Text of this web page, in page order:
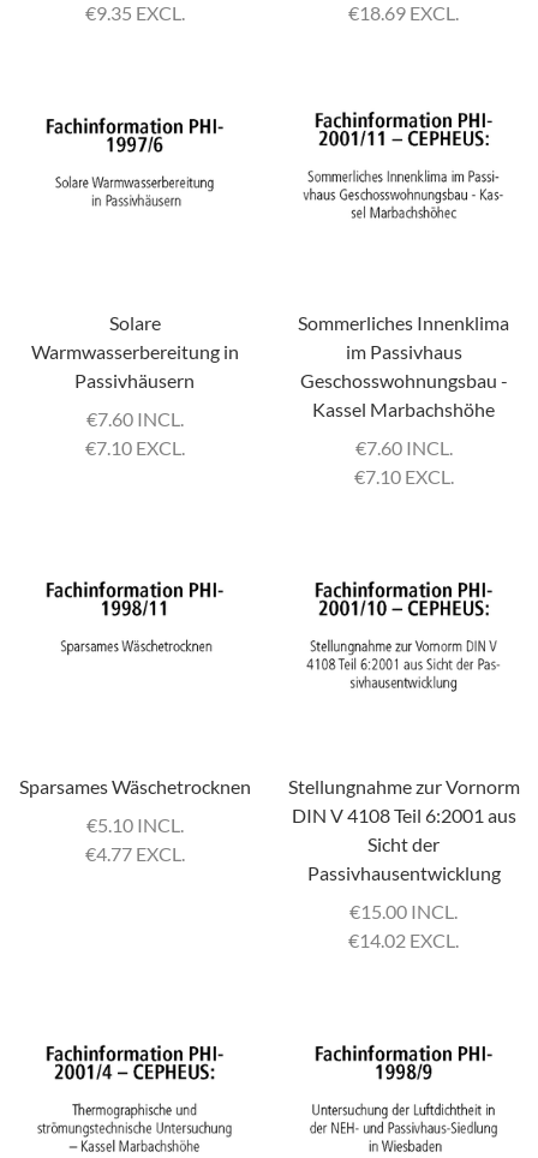
€9.35 EXCL.
€18.69 EXCL.
Solare
Warmwasserbereitung in
Passivhäusern
€7.60 INCL.
€7.10 EXCL.
Sommerliches Innenklima
im Passivhaus
Geschosswohnungsbau -
Kassel Marbachshöhe
€7.60 INCL.
€7.10 EXCL.
Sparsames Wäschetrocknen
€5.10 INCL.
€4.77 EXCL.
Stellungnahme zur Vornorm
DIN V 4108 Teil 6:2001 aus
Sicht der
Passivhausentwicklung
€15.00 INCL.
€14.02 EXCL.